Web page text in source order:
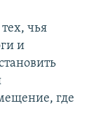
чья
и
где